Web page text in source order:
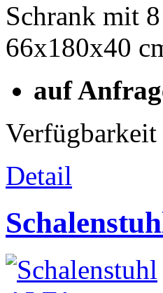
Schrank mit
66x180x40
auf
Verfügbarkeit
Detail